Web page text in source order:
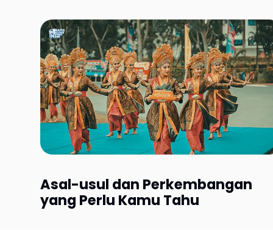
Asal-usul dan Perkembangan
yang Perlu Kamu Tahu